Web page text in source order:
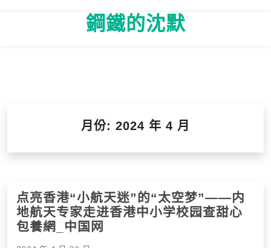
鋼鐵的沈默
月份: 2024 年 4 月
点亮香港“小航天迷”的“太空梦”——内
地航天专家走进香港中小学校园查甜心
包養網_中国网